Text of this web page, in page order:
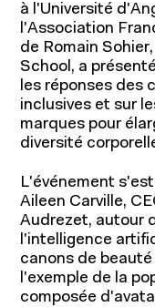
à l'Université
l'Association
de Romain
School, a
les réponses des
inclusives et sur
marques pour
diversité
L'événement
Aileen Carville,
Audrezet, autour
l'intelligence
canons de
l'exemple de la
composée